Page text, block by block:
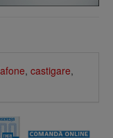
, castigare,